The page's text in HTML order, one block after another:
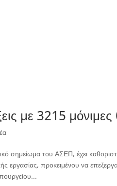
με 3215 μόνιμες
σημείωμα του ΑΣΕΠ, έχει
εργασίας, προκειμένου να